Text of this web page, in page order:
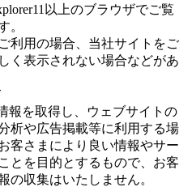
以上のブラウザでご覧
。
利用の場合、当社サイトをご
く表示されない場合などがあ
報を取得し、ウェブサイトの
析や広告掲載等に利用する場
客さまにより良い情報やサー
とを目的とするもので、お客
の収集はいたしません。